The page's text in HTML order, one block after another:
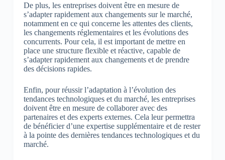
De plus, les entreprises doivent être en mesure de
s’adapter rapidement aux changements sur le marché,
notamment en ce qui concerne les attentes des clients,
les changements réglementaires et les évolutions des
concurrents. Pour cela, il est important de mettre en
place une structure flexible et réactive, capable de
s’adapter rapidement aux changements et de prendre
des décisions rapides.
Enfin, pour réussir l’adaptation à l’évolution des
tendances technologiques et du marché, les entreprises
doivent être en mesure de collaborer avec des
partenaires et des experts externes. Cela leur permettra
de bénéficier d’une expertise supplémentaire et de rester
à la pointe des dernières tendances technologiques et du
marché.